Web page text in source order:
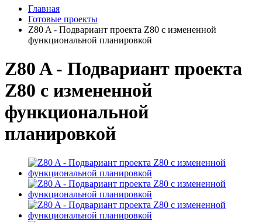
Главная
Готовые проекты
Z80 A - Подвариант проекта Z80 c измененной
функциональной планировкой
Z80 A - Подвариант проекта
Z80 c измененной
функциональной
планировкой